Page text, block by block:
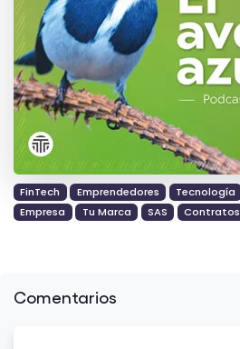
FinTech Emprendedores Tecnología
Empresa
Tu Marca SAS Contratos
Comentarios